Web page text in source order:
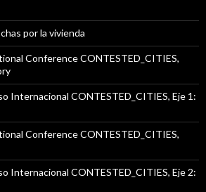
por la vivienda
Conference CONTESTED_CITIES,
Internacional CONTESTED_CITIES, Eje 1:
Conference CONTESTED_CITIES,
Internacional CONTESTED_CITIES, Eje 2: